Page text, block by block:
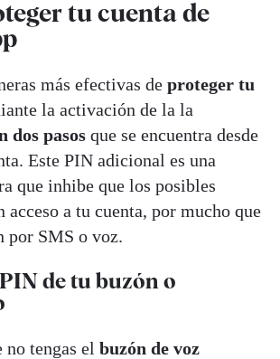
tu cuenta de
más efectivas de proteger tu
la activación de la la
dos pasos que se encuentra desde
Este PIN adicional es una
que inhibe que los posibles
acceso a tu cuenta, por mucho que
por SMS o voz.
de tu buzón o
no tengas el buzón de voz